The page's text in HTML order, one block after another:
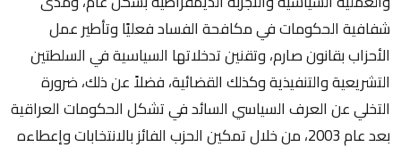
شفافية الحكومات في مكافحة الفساد فعليًا وتأطير عمل
الأحزاب بقانون صارم، وتقنين تدخلاتها السياسية في السلطتين
التشريعية والتنفيذية وكذلك القضائية، فضلاً عن ذلك، ضرورة
التخلي عن العرف السياسي السائد في تشكل الحكومات العراقية
بعد عام 2003، من خلال تمكين الحزب الفائز بالانتخابات وإعطاءه